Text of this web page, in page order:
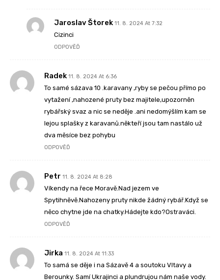
Jaroslav Štorek 11. 8. 2024 At 7:32
Cizinci
ODPOVĚĎ
Radek 11. 8. 2024 At 6:36
To samé sázava 10 .karavany ,ryby se pečou přímo po
vytažení ,nahozené pruty bez majitele,upozorněn
rybářský svaz a nic se neděje .ani nedomýšlím kam se
lejou splašky z karavanů.někteří jsou tam nastálo už
dva měsíce bez pohybu
ODPOVĚĎ
Petr 11. 8. 2024 At 8:28
Víkendy na řece Moravě.Nad jezem ve
Spytihněvě.Nahozeny pruty nikde žádný rybář.Když se
něco chytne jde na chatky.Hádejte kdo?Ostraváci.
ODPOVĚĎ
Jirka 11. 8. 2024 At 11:33
To samá se děje i na Sázavě 4 a soutoku Vltavy a
Berounky. Samí Ukrajinci a plundrujou nám naše vody.